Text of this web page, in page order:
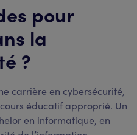
pour
la
?
carrière en cybersécurité,
éducatif approprié. Un
en informatique, en